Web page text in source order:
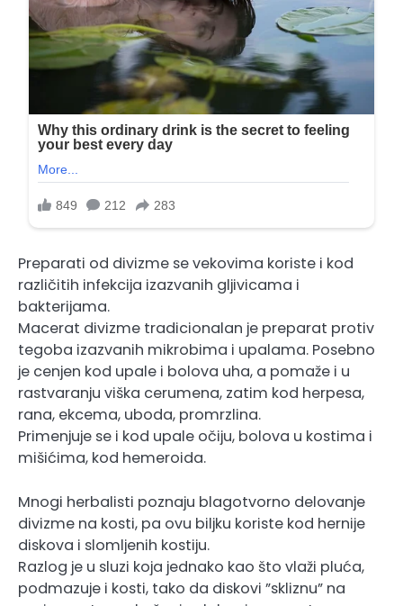
Preparati od divizme se vekovima koriste i kod
različitih infekcija izazvanih gljivicama i
bakterijama.
Macerat divizme tradicionalan je preparat protiv
tegoba izazvanih mikrobima i upalama. Posebno
je cenjen kod upale i bolova uha, a pomaže i u
rastvaranju viška cerumena, zatim kod herpesa,
rana, ekcema, uboda, promrzlina.
Primenjuje se i kod upale očiju, bolova u kostima i
mišićima, kod hemeroida.
Mnogi herbalisti poznaju blagotvorno delovanje
divizme na kosti, pa ovu biljku koriste kod hernije
diskova i slomljenih kostiju.
Razlog je u sluzi koja jednako kao što vlaži pluća,
podmazuje i kosti, tako da diskovi ”skliznu” na